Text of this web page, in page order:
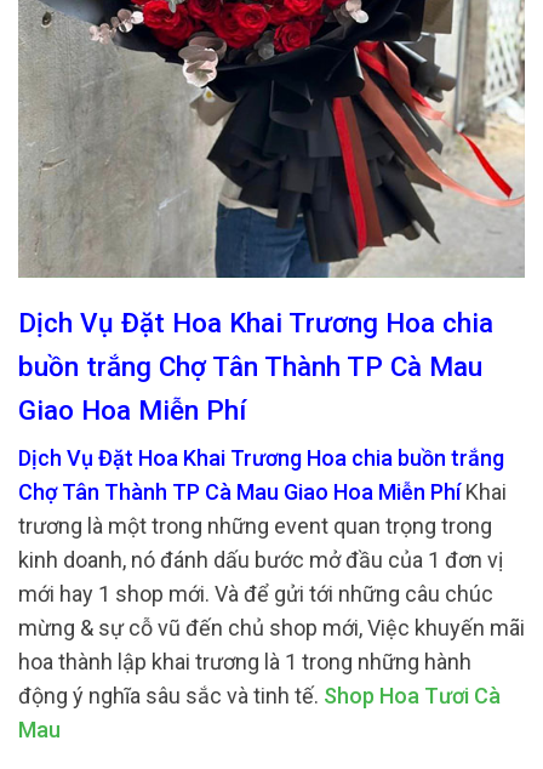
Dịch Vụ Đặt Hoa Khai Trương Hoa chia
buồn trắng Chợ Tân Thành TP Cà Mau
Giao Hoa Miễn Phí
Dịch Vụ Đặt Hoa Khai Trương Hoa chia buồn trắng
Chợ Tân Thành TP Cà Mau Giao Hoa Miễn PhíKhai
trương là một trong những event quan trọng trong
kinh doanh, nó đánh dấu bước mở đầu của 1 đơn vị
mới hay 1 shop mới. Và để gửi tới những câu chúc
mừng & sự cỗ vũ đến chủ shop mới, Việc khuyến mãi
hoa thành lập khai trương là 1 trong những hành
động ý nghĩa sâu sắc và tinh tế. Shop Hoa Tươi Cà
Mau